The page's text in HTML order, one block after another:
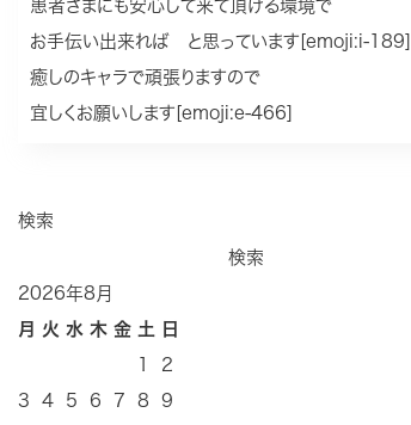
患者さまにも安心して来て頂ける環境で
お手伝い出来れば と思っています[emoji:i-189]
癒しのキャラで頑張りますので
宜しくお願いします[emoji:e-466]
検索
検索
2026年8月
月
火 水 木 金 土
日
2
3
4 5 6 7 8
9